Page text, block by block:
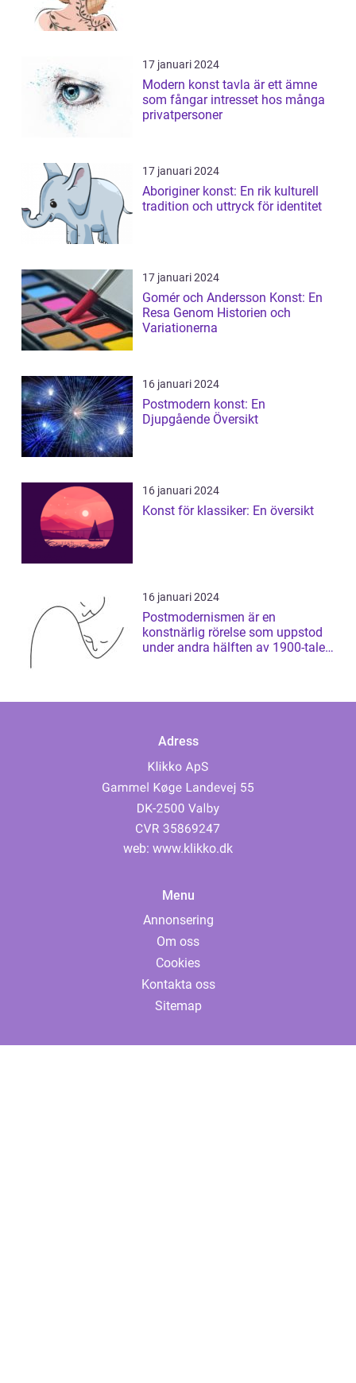
17 januari 2024
Modern konst tavla är ett ämne
som fångar intresset hos många
privatpersoner
17 januari 2024
Aboriginer konst: En rik kulturell
tradition och uttryck för identitet
17 januari 2024
Gomér och Andersson Konst: En
Resa Genom Historien och
Variationerna
16 januari 2024
Postmodern konst: En
Djupgående Översikt
16 januari 2024
Konst för klassiker: En översikt
16 januari 2024
Postmodernismen är en
konstnärlig rörelse som uppstod
under andra hälften av 1900-talet
Adress
web: www.klikko.dk
Menu
Annonsering
Om oss
Cookies
Kontakta oss
Sitemap